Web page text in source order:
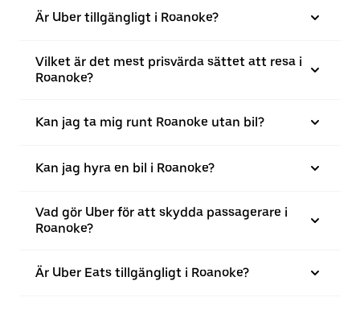
Är Uber tillgängligt i Roanoke?
Vilket är det mest prisvärda sättet att resa i
Roanoke?
Kan jag ta mig runt Roanoke utan bil?
Kan jag hyra en bil i Roanoke?
Vad gör Uber för att skydda passagerare i
Roanoke?
Är Uber Eats tillgängligt i Roanoke?